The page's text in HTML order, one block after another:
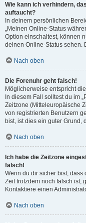
Wie kann ich verhindern,
auftaucht?
In deinem persönlichen
„Meinen Online-Status
Option einschaltest, können
deinen Online-Status sehen.
Nach oben
Die Forenuhr geht falsch!
Möglicherweise entspricht
In diesem Fall solltest du im
Zeitzone (Mitteleuropäische
von registrierten Benutzern
bist, ist dies ein guter Grund,
Nach oben
Ich habe die Zeitzone
falsch!
Wenn du dir sicher bist,
Zeit trotzdem noch falsch ist,
Kontaktiere einen
Nach oben